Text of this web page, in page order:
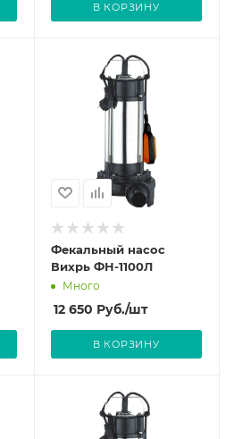
В КОРЗИНУ
Фекальный насос
Вихрь ФН-1100Л
Много
12 650 Руб./шт
В КОРЗИНУ